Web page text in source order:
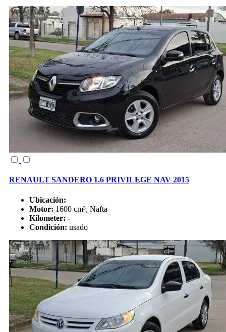
RENAULT SANDERO 1.6 PRIVILEGE NAV 2015
Ubicación:
Motor: 1600 cm³, Nafta
Kilometer: -
Condición: usado